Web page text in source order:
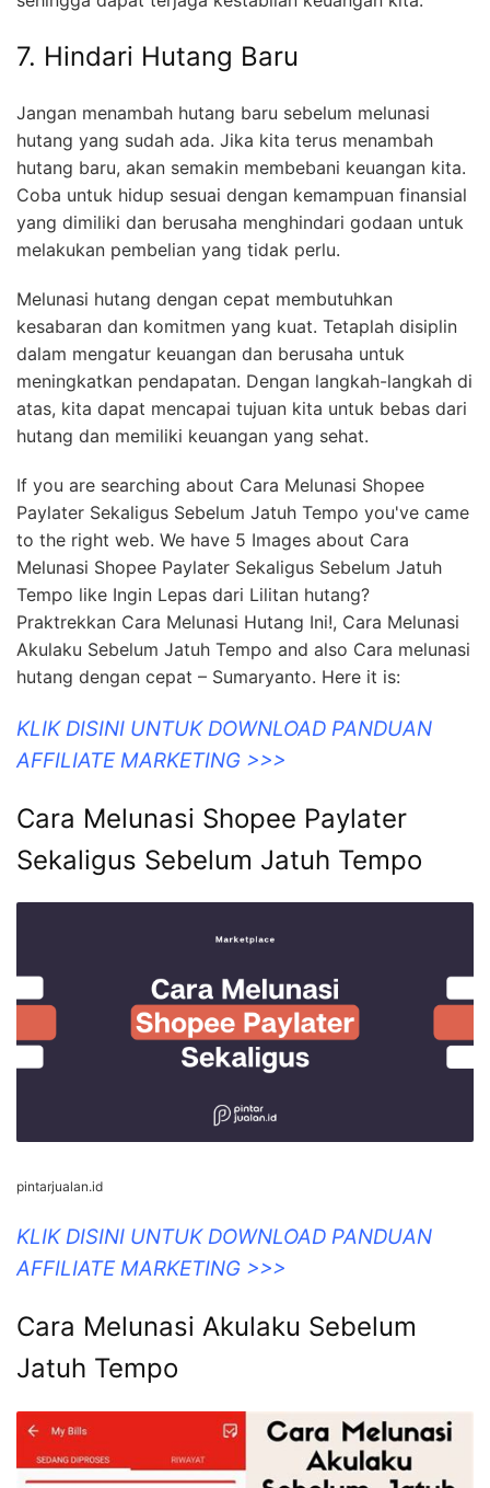
7. Hindari Hutang Baru
Jangan menambah hutang baru sebelum melunasi
hutang yang sudah ada. Jika kita terus menambah
hutang baru, akan semakin membebani keuangan kita.
Coba untuk hidup sesuai dengan kemampuan finansial
yang dimiliki dan berusaha menghindari godaan untuk
melakukan pembelian yang tidak perlu.
Melunasi hutang dengan cepat membutuhkan
kesabaran dan komitmen yang kuat. Tetaplah disiplin
dalam mengatur keuangan dan berusaha untuk
meningkatkan pendapatan. Dengan langkah-langkah di
atas, kita dapat mencapai tujuan kita untuk bebas dari
hutang dan memiliki keuangan yang sehat.
If you are searching about Cara Melunasi Shopee
Paylater Sekaligus Sebelum Jatuh Tempo you've came
to the right web. We have 5 Images about Cara
Melunasi Shopee Paylater Sekaligus Sebelum Jatuh
Tempo like Ingin Lepas dari Lilitan hutang?
Praktrekkan Cara Melunasi Hutang Ini!, Cara Melunasi
Akulaku Sebelum Jatuh Tempo and also Cara melunasi
hutang dengan cepat – Sumaryanto. Here it is:
KLIK DISINI UNTUK DOWNLOAD PANDUAN
AFFILIATE MARKETING >>>
Cara Melunasi Shopee Paylater
Sekaligus Sebelum Jatuh Tempo
pintarjualan.id
KLIK DISINI UNTUK DOWNLOAD PANDUAN
AFFILIATE MARKETING >>>
Cara Melunasi Akulaku Sebelum
Jatuh Tempo